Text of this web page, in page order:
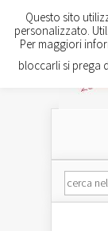
Questo sito
personalizzato.
Per maggiori
bloccarli si prega